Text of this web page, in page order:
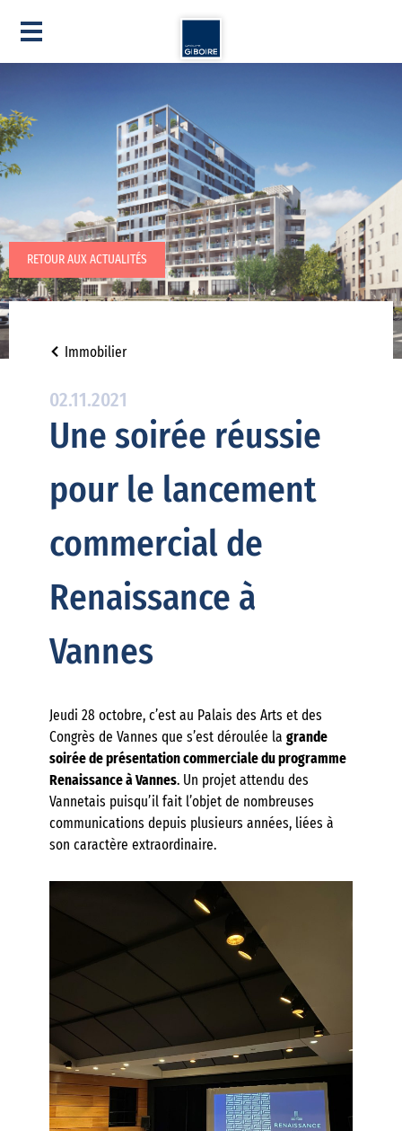
RETOUR AUX ACTUALITÉS
Immobilier
02.11.2021
Une soirée réussie
pour le lancement
commercial de
Renaissance à
Vannes
Jeudi 28 octobre, c’est au Palais des Arts et des
Congrès de Vannes que s’est déroulée la grande
soirée de présentation commerciale du programme
Renaissance à Vannes. Un projet attendu des
Vannetais puisqu’il fait l’objet de nombreuses
communications depuis plusieurs années, liées à
son caractère extraordinaire.